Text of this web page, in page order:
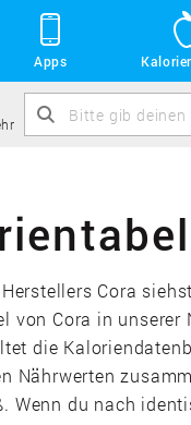
Apps
Cora
von Cora in
die
Nährwerten
Wenn du nach